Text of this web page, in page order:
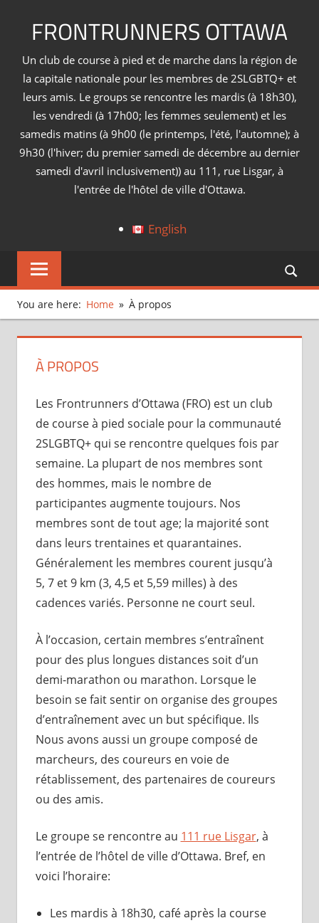
FRONTRUNNERS OTTAWA
Un club de course à pied et de marche dans la région de
la capitale nationale pour les membres de 2SLGBTQ+ et
leurs amis. Le groups se rencontre les mardis (à 18h30),
les vendredi (à 17h00; les femmes seulement) et les
samedis matins (à 9h00 (le printemps, l'été, l'automne); à
9h30 (l'hiver; du premier samedi de décembre au dernier
samedi d'avril inclusivement)) au 111, rue Lisgar, à
l'entrée de l'hôtel de ville d'Ottawa.
English
You are here: Home À propos
À PROPOS
Les Frontrunners d’Ottawa (FRO) est un club
de course à pied sociale pour la communauté
2SLGBTQ+ qui se rencontre quelques fois par
semaine. La plupart de nos membres sont
des hommes, mais le nombre de
participantes augmente toujours. Nos
membres sont de tout age; la majorité sont
dans leurs trentaines et quarantaines.
Généralement les membres courent jusqu’à
5, 7 et 9 km (3, 4,5 et 5,59 milles) à des
cadences variés. Personne ne court seul.
À l’occasion, certain membres s’entraînent
pour des plus longues distances soit d’un
demi-marathon ou marathon. Lorsque le
besoin se fait sentir on organise des groupes
d’entraînement avec un but spécifique. Ils
Nous avons aussi un groupe composé de
marcheurs, des coureurs en voie de
rétablissement, des partenaires de coureurs
ou des amis.
Le groupe se rencontre au 111 rue Lisgar, à
l’entrée de l’hôtel de ville d’Ottawa. Bref, en
voici l’horaire:
Les mardis à 18h30, café après la course